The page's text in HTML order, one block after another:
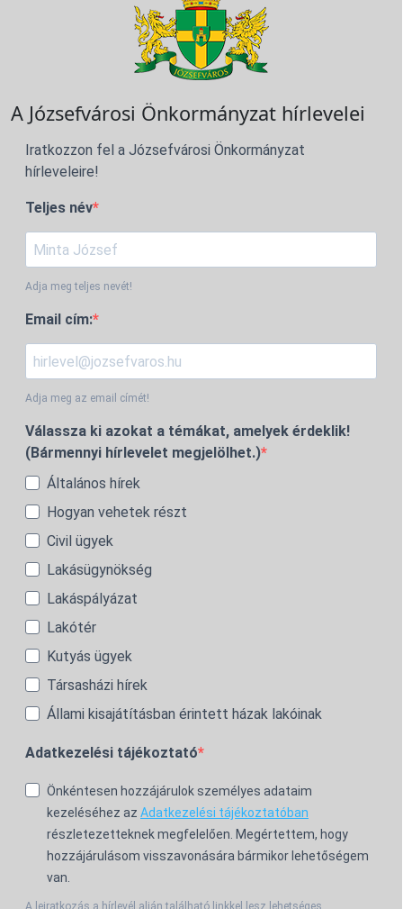
A Józsefvárosi Önkormányzat hírlevelei
Iratkozzon fel a Józsefvárosi Önkormányzat
hírleveleire!
Teljes név
Adja meg teljes nevét!
Email cím:
Adja meg az email címét!
Válassza ki azokat a témákat, amelyek érdeklik!
(Bármennyi hírlevelet megjelölhet.)
Általános hírek
Hogyan vehetek részt
Civil ügyek
Lakásügynökség
Lakáspályázat
Lakótér
Kutyás ügyek
Társasházi hírek
Állami kisajátításban érintett házak lakóinak
Adatkezelési tájékoztató
Önkéntesen hozzájárulok személyes adataim
kezeléséhez az Adatkezelési tájékoztatóban
részletezetteknek megfelelően. Megértettem, hogy
hozzájárulásom visszavonására bármikor lehetőségem
van.
A leiratkozás a hírlevél alján található linkkel lesz lehetséges.